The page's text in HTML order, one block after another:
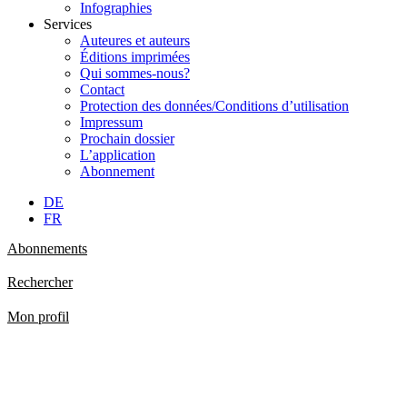
Infographies
Services
Auteures et auteurs
Éditions imprimées
Qui sommes-nous?
Contact
Protection des données/Conditions d’utilisation
Impressum
Prochain dossier
L’application
Abonnement
DE
FR
Abonnements
Rechercher
Mon profil